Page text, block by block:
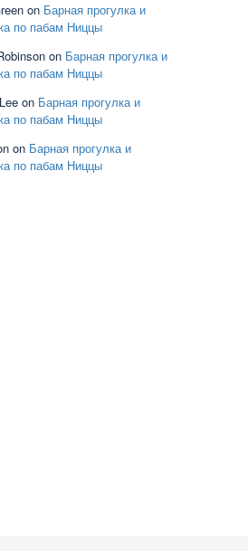
on Барная прогулка и
по пабам Ниццы
on Барная прогулка и
по пабам Ниццы
on Барная прогулка и
по пабам Ниццы
on Барная прогулка и
по пабам Ниццы